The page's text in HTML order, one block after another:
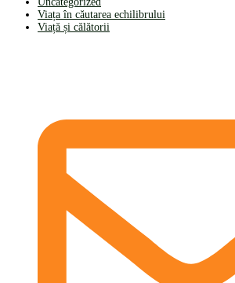
Viața în căutarea echilibrului
Viață și călătorii